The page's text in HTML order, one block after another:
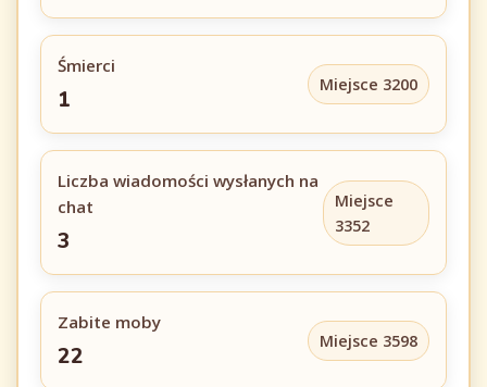
Śmierci
1
Miejsce 3200
Liczba wiadomości wysłanych na
chat
3
Miejsce
3352
Zabite moby
22
Miejsce 3598